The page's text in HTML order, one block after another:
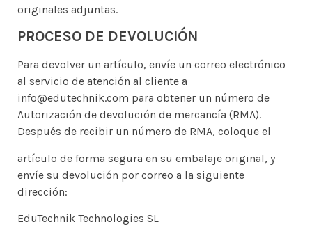
originales adjuntas.
PROCESO DE DEVOLUCIÓN
Para devolver un artículo, envíe un correo electrónico
al servicio de atención al cliente a
info@edutechnik.com para obtener un número de
Autorización de devolución de mercancía (RMA).
Después de recibir un número de RMA, coloque el
artículo de forma segura en su embalaje original, y
envíe su devolución por correo a la siguiente
dirección:
EduTechnik Technologies SL